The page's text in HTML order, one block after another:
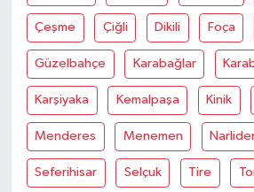
Çeşme Çiğli Dikili Foça
Güzelbahçe Karabağlar
Karşiyaka Kemalpaşa Kinik
Menderes Menemen
Seferihisar Selçuk Tire